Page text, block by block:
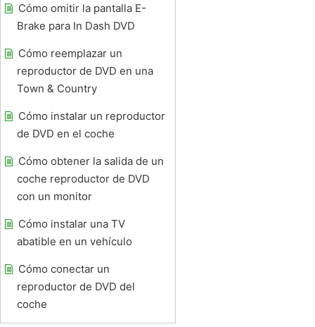
Cómo omitir la pantalla E-
Brake para In Dash DVD
Cómo reemplazar un
reproductor de DVD en una
Town & Country
Cómo instalar un reproductor
de DVD en el coche
Cómo obtener la salida de un
coche reproductor de DVD
con un monitor
Cómo instalar una TV
abatible en un vehículo
Cómo conectar un
reproductor de DVD del
coche